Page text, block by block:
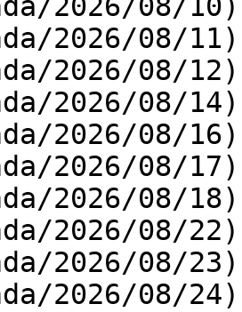
2026/08/
2026/08/
2026/08/
2026/08/
2026/08/
2026/08/
2026/08/
2026/08/
2026/08/